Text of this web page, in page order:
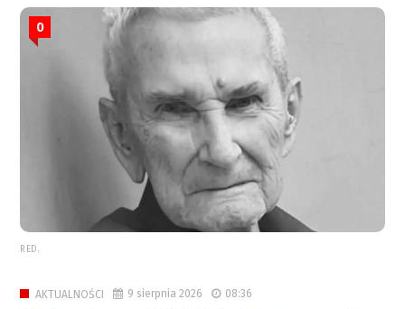
0
RED.
AKTUALNOŚCI 9 sierpnia 2026 08:36